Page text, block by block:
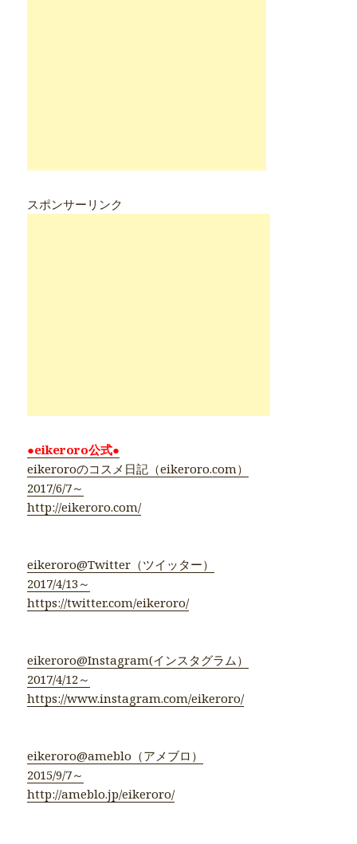
スポンサーリンク
●eikeroro公式●
eikeroroのコスメ日記（eikeroro.com）
2017/6/7～
http://eikeroro.com/
eikeroro@Twitter（ツイッター）
2017/4/13～
https://twitter.com/eikeroro/
eikeroro@Instagram(インスタグラム）
2017/4/12～
https://www.instagram.com/eikeroro/
eikeroro@ameblo（アメブロ）
2015/9/7～
http://ameblo.jp/eikeroro/